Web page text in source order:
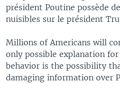
président Poutine possède
nuisibles sur le président
Millions of Americans will
only possible explanation
behavior is the possibility
damaging information over